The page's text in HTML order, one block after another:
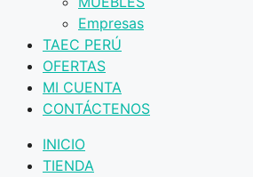
Empresas
TAEC PERÚ
OFERTAS
MI CUENTA
CONTÁCTENOS
INICIO
TIENDA